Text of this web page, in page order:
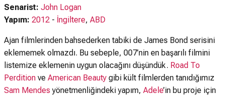
Senarist: John Logan
Yapım: 2012 - İngiltere, ABD
Ajan filmlerinden bahsederken tabiki de James Bond serisini
eklememek olmazdı. Bu sebeple, 007’nin en başarılı filmini
listemize eklemenin uygun olacağını düşündük. Road To
Perdition ve American Beauty gibi kült filmlerden tanıdığımız
Sam Mendes yönetmenliğindeki yapım, Adele’in bu proje için